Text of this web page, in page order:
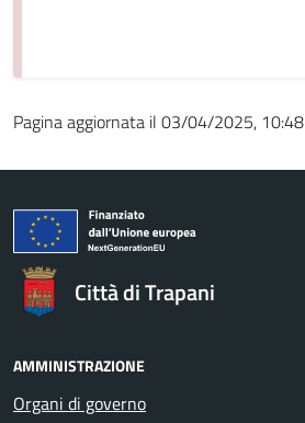
Pagina aggiornata il 03/04/2025, 10:48
Città di Trapani
AMMINISTRAZIONE
Organi di governo